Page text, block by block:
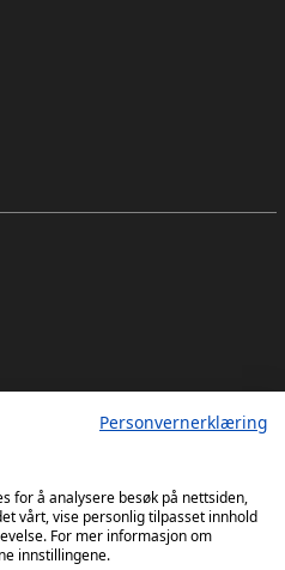
Personvernerklæring
for å analysere besøk på nettsiden,
vårt, vise personlig tilpasset innhold
For mer informasjon om
innstillingene.